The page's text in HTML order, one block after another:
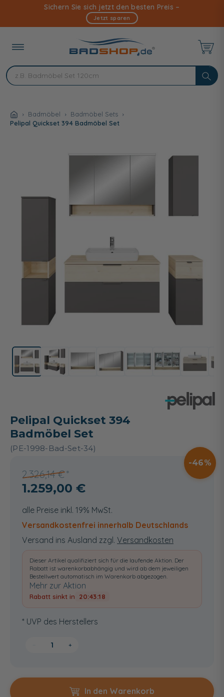
Inhalt
Sichern Sie sich jetzt den besten Preis –
Jetzt sparen
Badmöbel
Badmöbel Sets
Pelipal Quickset 394 Badmöbel Set
Pelipal Quickset 394
Badmöbel Set
(PE-1998-Bad-Set-34)
2.326,14 €
46
1.259,00 €
alle Preise inkl. 19% MwSt.
Versandkostenfrei innerhalb Deutschlands
Versand ins Ausland zzgl. Versandkosten
Dieser Artikel qualifiziert sich für die laufende Aktion. Der
Rabatt ist warenkorbabhängig und wird ab dem jeweiligen
Bestellwert automatisch im Warenkorb abgezogen.
Mehr zur Aktion
Rabatt sinkt in 20:43:17
* UVP des Herstellers
+
In den Warenkorb